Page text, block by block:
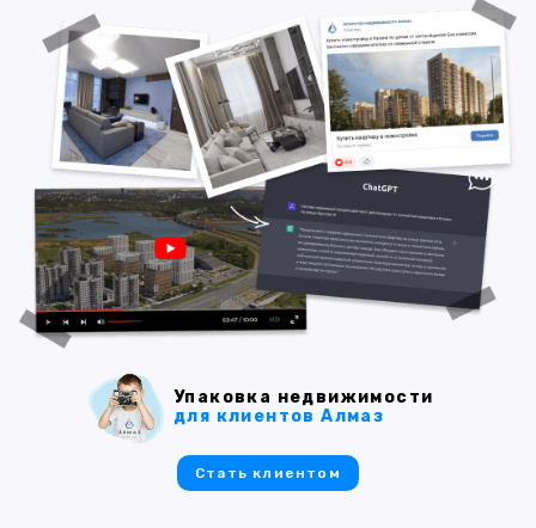
Упаковка недвижимости
для клиентов Алмаз
Стать клиентом